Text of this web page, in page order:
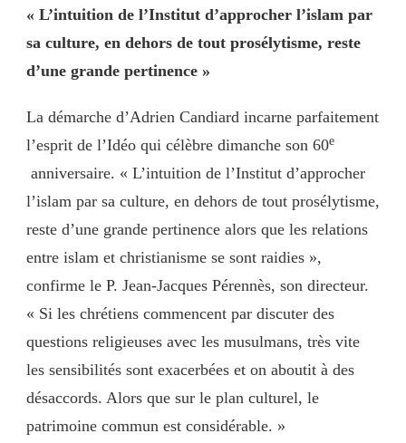
« L’intuition de l’Institut d’approcher l’islam par
sa culture, en dehors de tout prosélytisme, reste
d’une grande pertinence »
La démarche d’Adrien Candiard incarne parfaitement
l’esprit de l’Idéo qui célèbre dimanche son 60e
anniversaire. « L’intuition de l’Institut d’approcher
l’islam par sa culture, en dehors de tout prosélytisme,
reste d’une grande pertinence alors que les relations
entre islam et christianisme se sont raidies »,
confirme le P. Jean-Jacques Pérennès, son directeur.
« Si les chrétiens commencent par discuter des
questions religieuses avec les musulmans, très vite
les sensibilités sont exacerbées et on aboutit à des
désaccords. Alors que sur le plan culturel, le
patrimoine commun est considérable. »